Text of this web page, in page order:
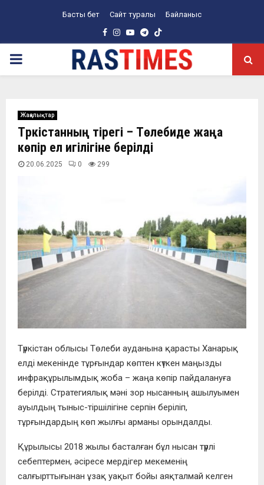
Басты бет Сайт туралы Байланыс
Facebook
Instagram
YoutubeTelegram
PRIMARY
Жаңалықтар
Түркістанның тірегі – Төлебиде жаңа
көпір ел игілігіне берілді
20.06.2025 0 299
Түркістан облысы Төлеби ауданына қарасты Ханарық
елді мекенінде тұрғындар көптен күткен маңызды
инфрақұрылымдық жоба – жаңа көпір пайдалануға
берілді. Стратегиялық мәні зор нысанның ашылуымен
ауылдың тыныс-тіршілігіне серпін беріліп,
тұрғындардың көп жылғы арманы орындалды.
Құрылысы 2018 жылы басталған бұл нысан түрлі
себептермен, әсіресе мердігер мекеменің
салғырттығынан ұзақ уақыт бойы аяқталмай келген